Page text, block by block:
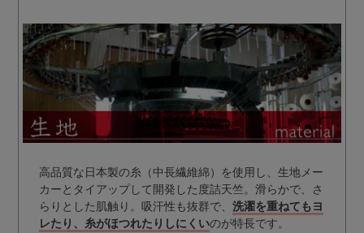
高品質な日本製の糸（中長繊維綿）を使用し、生地メー
カーとタイアップして開発した度詰天竺。滑らかで、さ
らりとした肌触り。吸汗性も抜群で、 洗濯を重ねてもヨ
レたり、糸がほつれたりしにくいのが特長です。